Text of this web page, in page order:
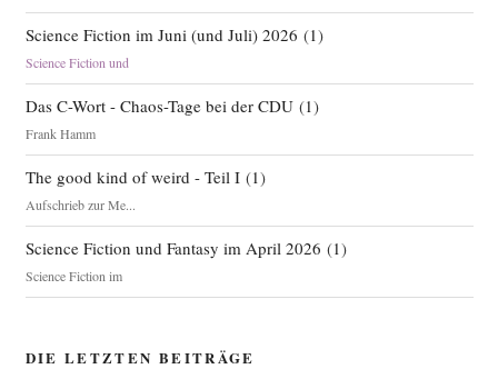
Science Fiction im Juni (und Juli) 2026 (1)
Science Fiction und
Das C-Wort - Chaos-Tage bei der CDU(1)
Frank Hamm
The good kind of weird - Teil I(1)
Aufschrieb zur Me...
Science Fiction und Fantasy im April 2026 (1)
Science Fiction im
DIE LETZTEN BEITRÄGE